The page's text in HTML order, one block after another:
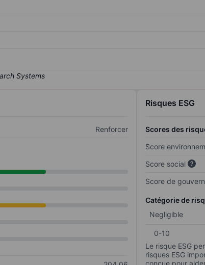
Renforcer
Risques ESG
Scores des
Score
Score social
Score de
Catégorie de
Negligible
0-10
Le risque ESG
risques ESG
conçue pour